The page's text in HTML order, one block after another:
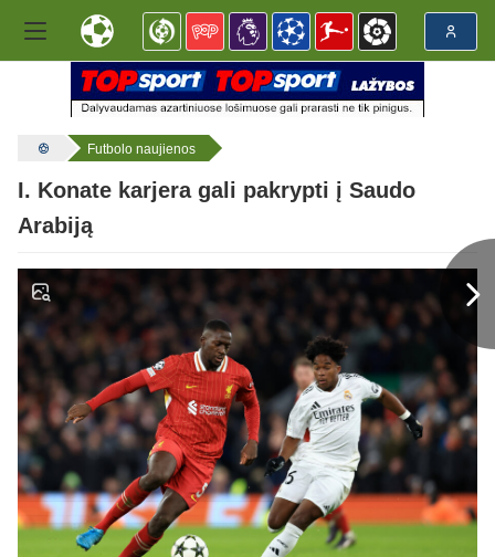
Futbolo naujienos
I. Konate karjera gali pakrypti į Saudo
Arabiją